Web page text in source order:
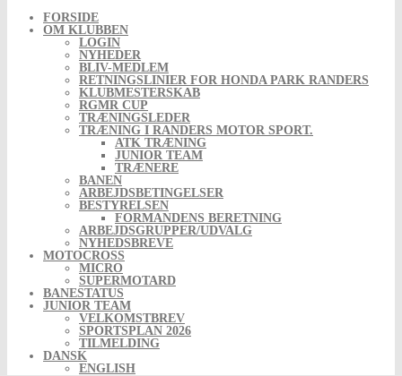
FORSIDE
OM KLUBBEN
LOGIN
NYHEDER
BLIV-MEDLEM
RETNINGSLINIER FOR HONDA PARK RANDERS
KLUBMESTERSKAB
RGMR CUP
TRÆNINGSLEDER
TRÆNING I RANDERS MOTOR SPORT.
ATK TRÆNING
JUNIOR TEAM
TRÆNERE
BANEN
ARBEJDSBETINGELSER
BESTYRELSEN
FORMANDENS BERETNING
ARBEJDSGRUPPER/UDVALG
NYHEDSBREVE
MOTOCROSS
MICRO
SUPERMOTARD
BANESTATUS
JUNIOR TEAM
VELKOMSTBREV
SPORTSPLAN 2026
TILMELDING
DANSK
ENGLISH